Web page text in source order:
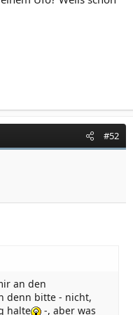
#52
an den
denn bitte - nicht,
halte
-, aber was